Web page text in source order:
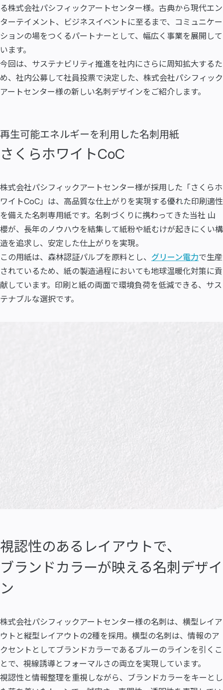
る株式会社パシフィックアートセンター様。古典から現代エン
ターテイメント、ビジネスイベントに至るまで、コミュニケー
ションの場をつくるパートナーとして、幅広く事業を展開して
います。
今回は、サステナビリティ推進を社内にさらに周知拡大するた
め、社内公募して社員投票で決定した、株式会社パシフィック
アートセンター様の新しい名刺デザインをご紹介します。
再生可能エネルギーを利用した名刺用紙
さくらホワイトCoC
株式会社パシフィックアートセンター様が採用した「さくらホ
ワイトCoC」は、高品質な仕上がりを実現する優れた印刷適性
を備えた名刺専用紙です。名刺づくりに携わってきた当社 山
櫻が、長年のノウハウを結集して紙粉や紙むけが起きにくい構
造を追求し、安定した仕上がりを実現。
この用紙は、森林認証パルプを原料とし、 グリーン電力で生産
されているため、紙の製造過程においても地球温暖化対策に貢
献しています。印刷と紙の両面で環境負荷を低減できる、サス
テナブルな選択です。
視認性のあるレイアウトで、
ブランドカラーが映える名刺デザイ
ン
株式会社パシフィックアートセンター様の名刺は、横型レイア
ウトと縦型レイアウトの2種を採用。横型の名刺は、情報のア
クセントとしてブランドカラーであるブルーのラインを引くこ
とで、視線誘導とフォーマルさの両立を実現しています。
視認性と情報整理を重視しながら、ブランドカラーをキーとし